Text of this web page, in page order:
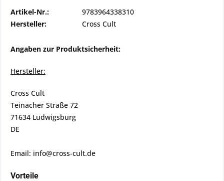
Artikel-Nr.:
9783964338310
Hersteller:
Cross Cult
Angaben zur Produktsicherheit:
Hersteller:
Cross Cult
Teinacher Straße 72
71634 Ludwigsburg
DE
Email: info@cross-cult.de
Vorteile